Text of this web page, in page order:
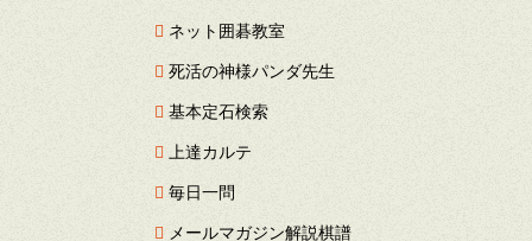
ネット囲碁教室
死活の神様パンダ先生
基本定石検索
上達カルテ
毎日一問
メールマガジン解説棋譜